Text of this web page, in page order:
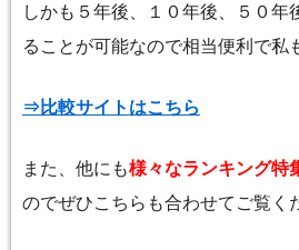
しかも５年後、１０年後、５０年
ることが可能なので相当便利で私
⇒比較サイトはこちら
また、他にも様々なランキング特
のでぜひこちらも合わせてご覧く